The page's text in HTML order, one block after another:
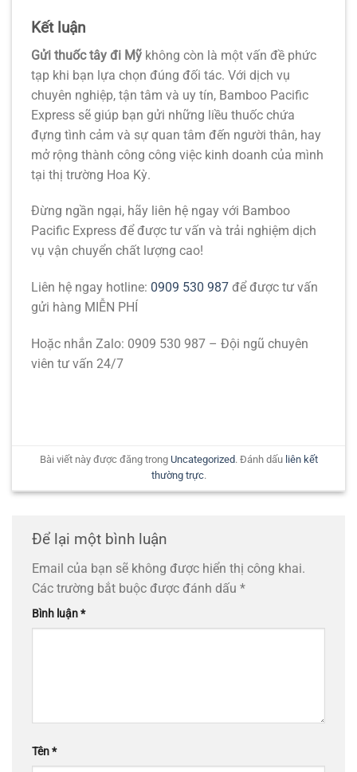
Kết luận
Gửi thuốc tây đi Mỹ không còn là một vấn đề phức
tạp khi bạn lựa chọn đúng đối tác. Với dịch vụ
chuyên nghiệp, tận tâm và uy tín, Bamboo Pacific
Express sẽ giúp bạn gửi những liều thuốc chứa
đựng tình cảm và sự quan tâm đến người thân, hay
mở rộng thành công công việc kinh doanh của mình
tại thị trường Hoa Kỳ.
Đừng ngần ngại, hãy liên hệ ngay với Bamboo
Pacific Express để được tư vấn và trải nghiệm dịch
vụ vận chuyển chất lượng cao!
Liên hệ ngay hotline: 0909 530 987 để được tư vấn
gửi hàng MIỄN PHÍ
Hoặc nhắn Zalo: 0909 530 987 – Đội ngũ chuyên
viên tư vấn 24/7
Bài viết này được đăng trong Uncategorized. Đánh dấu liên kết
thường trực.
Để lại một bình luận
Email của bạn sẽ không được hiển thị công khai.
Các trường bắt buộc được đánh dấu *
Bình luận*
Tên*